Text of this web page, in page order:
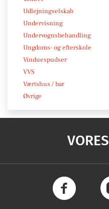
Udlejningselskab
Undervisning
Undervognsbehandling
Ungdoms- og efterskole
Vinduespudser
VVS
Værtshus / bar
Øvrige
VORES